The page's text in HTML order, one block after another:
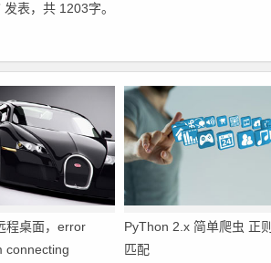
发表，共 1203字。
程桌面，error
connecting
PyThon 2.x 简单爬虫 正则
匹配